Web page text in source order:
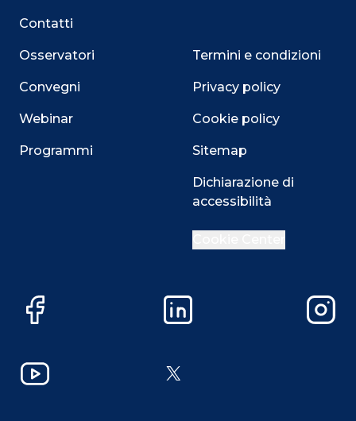
Contatti
Osservatori
Convegni
Webinar
Programmi
Termini e condizioni
Privacy policy
Cookie policy
Sitemap
Dichiarazione di
accessibilità
Facebook LinkedIn
YouTube X